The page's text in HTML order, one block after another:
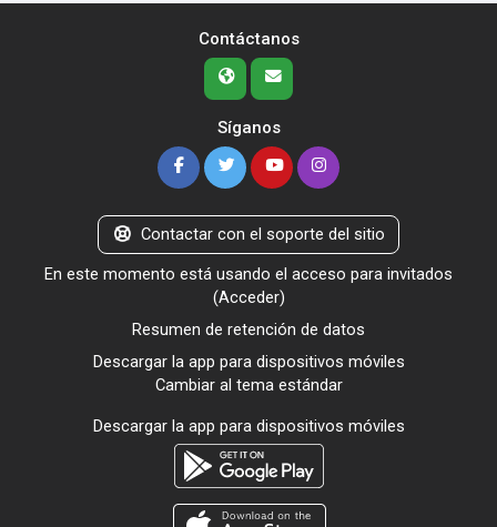
Contáctanos
Síganos
Contactar con el soporte del sitio
En este momento está usando el acceso para invitados
(Acceder)
Resumen de retención de datos
Descargar la app para dispositivos móviles
Cambiar al tema estándar
Descargar la app para dispositivos móviles